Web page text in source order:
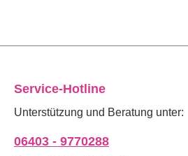
Service-Hotline
Unterstützung und Beratung unter:
06403 - 9770288